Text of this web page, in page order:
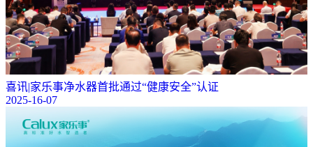
喜讯|家乐事净水器首批通过“健康安全”认证
2025-16-07